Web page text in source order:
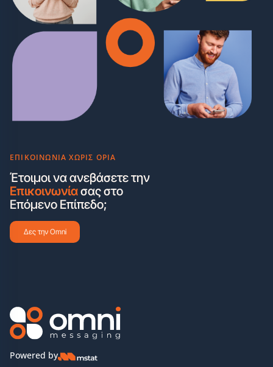
ΕΠΙΚΟΙΝΩΝΊΑ ΧΩΡΊΣ ΌΡΙΑ
Έτοιμοι να ανεβάσετε την
Επικοινωνίασας στο
Επόμενο Επίπεδο;
Δες την Οmni
Powered by